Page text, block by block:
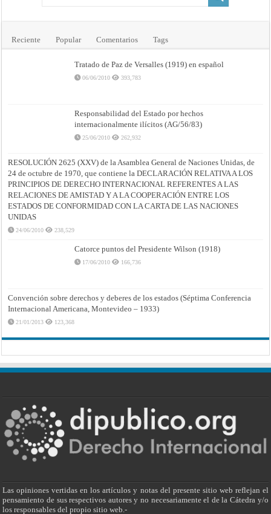
Reciente Popular Comentarios Tags
Tratado de Paz de Versalles (1919) en español
06/06/2010 393,783
Responsabilidad del Estado por hechos
internacionalmente ilícitos (AG/56/83)
25/06/2010 262,932
RESOLUCIÓN 2625 (XXV) de la Asamblea General de Naciones Unidas, de
24 de octubre de 1970, que contiene la DECLARACIÓN RELATIVA A LOS
PRINCIPIOS DE DERECHO INTERNACIONAL REFERENTES A LAS
RELACIONES DE AMISTAD Y A LA COOPERACIÓN ENTRE LOS
ESTADOS DE CONFORMIDAD CON LA CARTA DE LAS NACIONES
UNIDAS
24/06/2010 238,529
Catorce puntos del Presidente Wilson (1918)
17/06/2010 166,736
Convención sobre derechos y deberes de los estados (Séptima Conferencia
Internacional Americana, Montevideo – 1933)
21/01/2013 123,368
Las opiniones vertidas en los artículos y notas del presente sitio web reflejan el
pensamiento de sus respectivos autores y no necesariamente el de la Cátedra y/o
los responsables del propio sitio web.-